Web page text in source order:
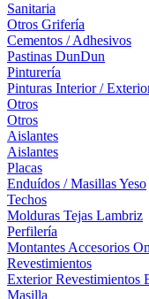
Sanitaria
Otros Grifería
Cementos / Adhesivos
Pastinas DunDun
Pinturería
Pinturas Interior /
Otros
Otros
Aislantes
Aislantes
Placas
Enduídos / MasillasYeso
Techos
Molduras Tejas Lambriz
Perfilería
Montantes Accesorios
Revestimientos
ExteriorRevestimientos
Masilla